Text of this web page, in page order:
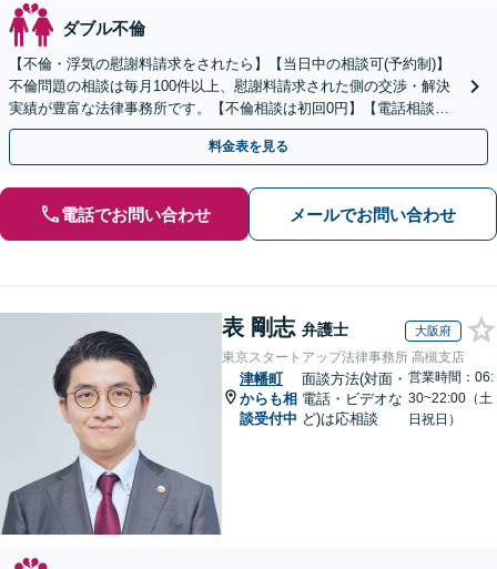
ダブル不倫
【不倫・浮気の慰謝料請求をされたら】【当日中の相談可(予約制)】
不倫問題の相談は毎月100件以上、慰謝料請求された側の交渉・解決
実績が豊富な法律事務所です。【不倫相談は初回0円】【電話相談で
ご契約まで対応可/来所不要】
料金表を見る
電話でお問い合わせ メールでお問い合わせ
表 剛志 弁護士 大阪府
東京スタートアップ法律事務所 高槻支店
津幡町
からも相
談受付中
面談方法(対面・
電話・ビデオな
ど)は応相談
営業時間：06:
30~22:00（土
日祝日）